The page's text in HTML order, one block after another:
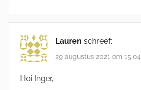
Lauren schreef:
29 augustus 2021 om 15:04
Hoi Inger,